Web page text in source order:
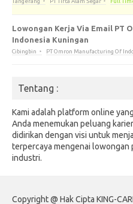
Lowongan Kerja Via Email PT
Indonesia Kuningan
Cibingbin PT Omron Manufacturing Of
Tentang :
Kami adalah platform online
Anda menemukan peluang
didirikan dengan visi untuk
terpercaya mengenai lowongan
industri.
Copyright @ Hak Cipta KING-